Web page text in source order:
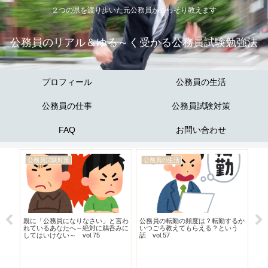
２つの県を渡り歩いた元公務員がこっそり教えます
公務員のリアル＆ゆる～く受かる公務員試験勉強法
プロフィール 公務員の生活
公務員の仕事 公務員試験対策
FAQ お問い合わせ
る
公務員試験対策
親に「公務員になりなさい」と言わ
れているあなたへ～絶対に鵜呑みに
してはいけない～ vol.75
公務員の生活
公務員の転勤の頻度は？転勤するか
いつごろ教えてもらえる？という
話 vol.57
【